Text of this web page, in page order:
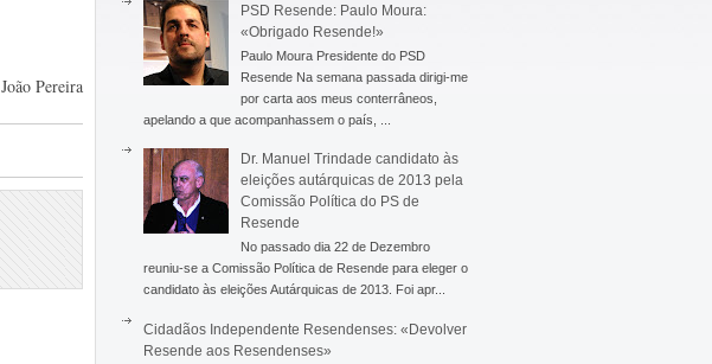
João Pereira
PSD Resende: Paulo Moura:
«Obrigado Resende!»
Paulo Moura Presidente do PSD
Resende Na semana passada dirigi-me
por carta aos meus conterrâneos,
apelando a que acompanhassem o país, ...
Dr. Manuel Trindade candidato às
eleições autárquicas de 2013 pela
Comissão Política do PS de
Resende
No passado dia 22 de Dezembro
reuniu-se a Comissão Política de Resende para eleger o
candidato às eleições Autárquicas de 2013. Foi apr...
Cidadãos Independente Resendenses: «Devolver
Resende aos Resendenses»